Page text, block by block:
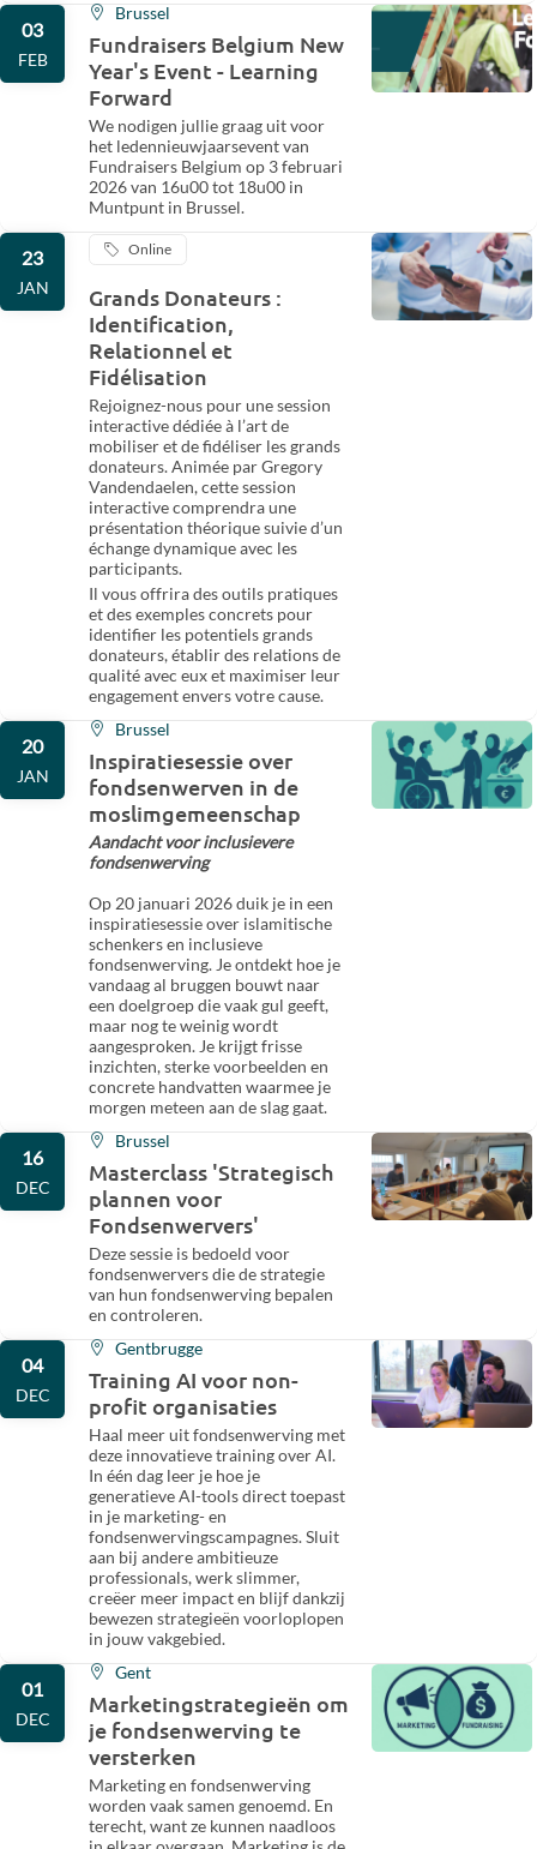
03
FEB
Brussel
Fundraisers Belgium New
Year's Event - Learning
Forward
We nodigen jullie graag uit voor
het ledennieuwjaarsevent van
Fundraisers Belgium op 3 februari
2026 van 16u00 tot 18u00 in
Muntpunt in Brussel.
23
JAN
Online
Grands Donateurs :
Identification,
Relationnel et
Fidélisation
Rejoignez-nous pour une session
interactive dédiée à l’art de
mobiliser et de fidéliser les grands
donateurs. Animée par Gregory
Vandendaelen, cette session
interactive comprendra une
présentation théorique suivie d’un
échange dynamique avec les
participants.
Il vous offrira des outils pratiques
et des exemples concrets pour
identifier les potentiels grands
donateurs, établir des relations de
qualité avec eux et maximiser leur
engagement envers votre cause.
20
JAN
Brussel
Inspiratiesessie over
fondsenwerven in de
moslimgemeenschap
Aandacht voor inclusievere
fondsenwerving
Op 20 januari 2026 duik je in een
inspiratiesessie over islamitische
schenkers en inclusieve
fondsenwerving. Je ontdekt hoe je
vandaag al bruggen bouwt naar
een doelgroep die vaak gul geeft,
maar nog te weinig wordt
aangesproken. Je krijgt frisse
inzichten, sterke voorbeelden en
concrete handvatten waarmee je
morgen meteen aan de slag gaat.
16
DEC
Brussel
Masterclass 'Strategisch
plannen voor
Fondsenwervers'
Deze sessie is bedoeld voor
fondsenwervers die de strategie
van hun fondsenwerving bepalen
en controleren.
04
DEC
Gentbrugge
Training AI voor non-
profit organisaties
Haal meer uit fondsenwerving met
deze innovatieve training over AI.
In één dag leer je hoe je
generatieve AI-tools direct toepast
in je marketing- en
fondsenwervingscampagnes. Sluit
aan bij andere ambitieuze
professionals, werk slimmer,
creëer meer impact en blijf dankzij
bewezen strategieën voorloplopen
in jouw vakgebied.
01
DEC
Gent
Marketingstrategieën om
je fondsenwerving te
versterken
Marketing en fondsenwerving
worden vaak samen genoemd. En
terecht, want ze kunnen naadloos